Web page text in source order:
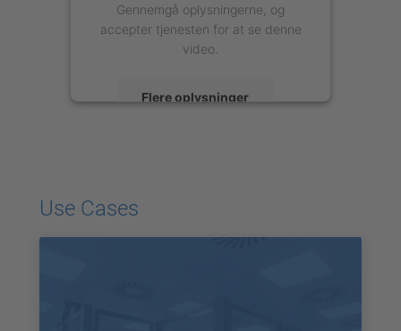
Gennemgå oplysningerne, og
accepter tjenesten for at se denne
video.
Flere oplysninger
Use Cases